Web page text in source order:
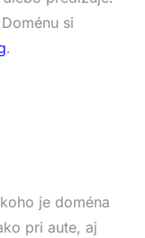
si
.
je doména
pri aute, aj